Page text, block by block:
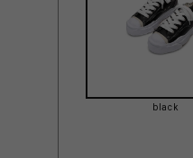
black